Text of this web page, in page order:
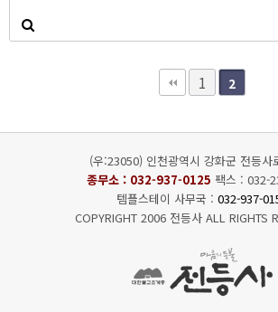
1 2
(우:23050) 인천광역시 강화군 전등사
종무소 : 032-937-0125 팩스 : 032-
템플스테이 사무국 : 032-937-
COPYRIGHT 2006 전등사 ALL RIGHTS